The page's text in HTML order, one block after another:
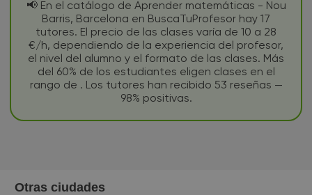
📢 En el catálogo de Aprender matemáticas - Nou
Barris, Barcelona en BuscaTuProfesor hay 17
tutores. El precio de las clases varía de 10 a 28
€/h, dependiendo de la experiencia del profesor,
el nivel del alumno y el formato de las clases. Más
del 60% de los estudiantes eligen clases en el
rango de . Los tutores han recibido 53 reseñas —
98% positivas.
Otras ciudades